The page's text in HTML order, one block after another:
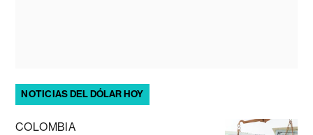
NOTICIAS DEL DÓLAR HOY
COLOMBIA